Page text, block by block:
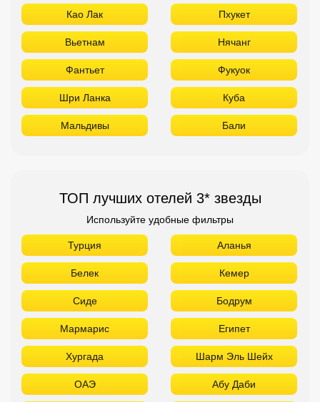
Као Лак Пхукет
Вьетнам Нячанг
Фантьет Фукуок
Шри Ланка Куба
Мальдивы Бали
ТОП лучших отелей 3* звезды
Используйте удобные фильтры
Турция Аланья
Белек Кемер
Сиде Бодрум
Мармарис Египет
Хургада Шарм Эль Шейх
ОАЭ Абу Даби